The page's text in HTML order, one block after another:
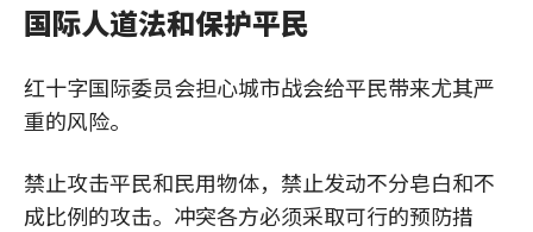
国际人道法和保护平民
红十字国际委员会担心城市战会给平民带来尤其严
重的风险。
禁止攻击平民和民用物体，禁止发动不分皂白和不
成比例的攻击。冲突各方必须采取可行的预防措